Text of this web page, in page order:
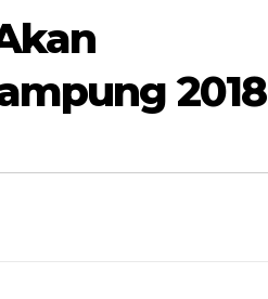
2018